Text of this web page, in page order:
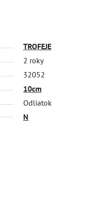
TROFEJE
2 roky
32052
10cm
Odliatok
N